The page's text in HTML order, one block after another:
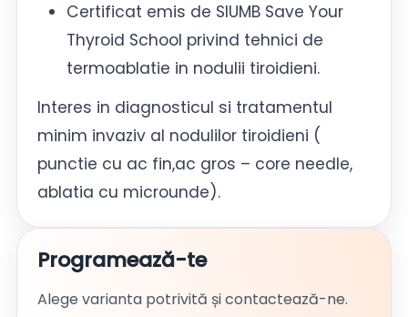
Certificat emis de SIUMB Save Your
Thyroid School privind tehnici de
termoablatie in nodulii tiroidieni.
Interes in diagnosticul si tratamentul
minim invaziv al nodulilor tiroidieni (
punctie cu ac fin,ac gros – core needle,
ablatia cu microunde).
Programează-te
Alege varianta potrivită și contactează-ne.